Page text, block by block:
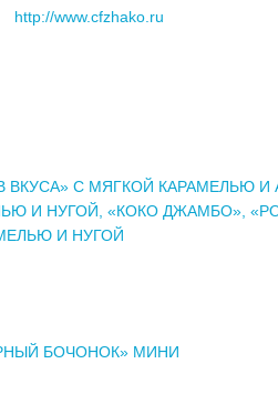
http://www.cfzhako.ru
ВКУСА» С МЯГКОЙ КАРАМЕЛЬЮ И
И НУГОЙ, «КОКО ДЖАМБО»,
И НУГОЙ
БОЧОНОК» МИНИ